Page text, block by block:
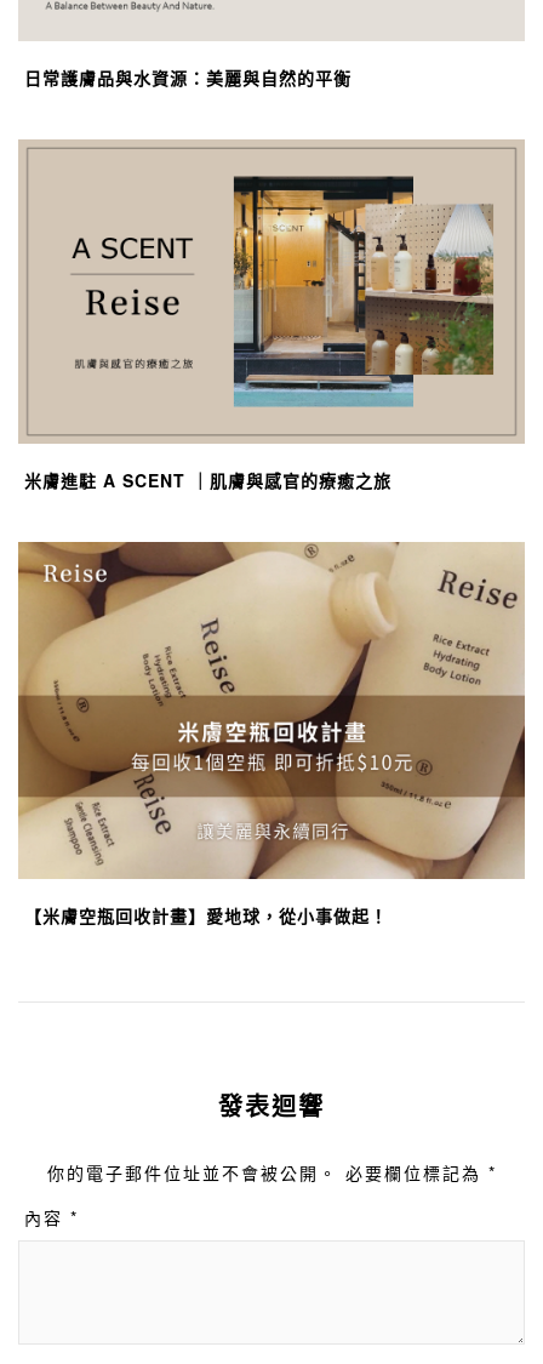
日常護膚品與水資源：美麗與自然的平衡
米膚進駐 A SCENT ｜肌膚與感官的療癒之旅
【米膚空瓶回收計畫】愛地球，從小事做起！
發表迴響
你的電子郵件位址並不會被公開。 必要欄位標記為 *
內容 *